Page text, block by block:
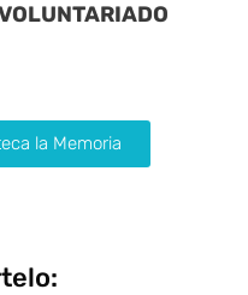
la Memoria